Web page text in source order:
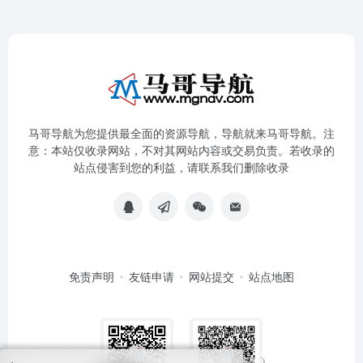
马哥导航为您提供最全面的资源导航，导航就来马哥导航。注
意：本站仅收录网站，不对其网站内容或交易负责。若收录的
站点侵害到您的利益，请联系我们删除收录
免责声明 友链申请 网站提交 站点地图